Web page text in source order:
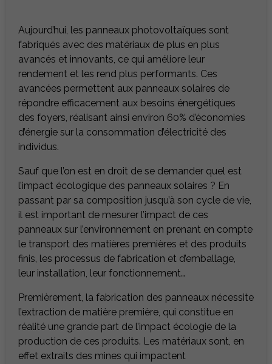
Aujourd’hui, les panneaux photovoltaïques sont
fabriqués avec des matériaux de plus en plus
avancés et innovants, ce qui améliore leur
rendement et les rend plus performants. Ces
avancées permettent aux panneaux solaires de
répondre efficacement aux besoins énergétiques
des foyers, réalisant ainsi environ 60% d’économies
d’énergie sur la consommation d’électricité des
individus.
Sauf que l’on est en droit de se demander quel est
l’impact écologique des panneaux solaires ? En
passant par sa composition jusqu’à son cycle de vie,
il est important de mesurer l’impact de ces
panneaux sur l’environnement en prenant en compte
le transport des matières premières et des produits
finis, les processus de fabrication et d’emballage,
leur installation, leur fonctionnement…
Premièrement, la fabrication des panneaux nécessite
l’extraction de matière première, qui constitue en
réalité une grande part de l’impact écologie de la
production de ces produits. Les matériaux sont, en
effet extraits des mines qui impactent